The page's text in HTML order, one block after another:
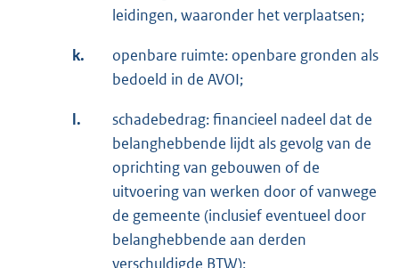
leidingen, waaronder het verplaatsen;
k.
openbare ruimte: openbare gronden als
bedoeld in de AVOI;
l.
schadebedrag: financieel nadeel dat de
belanghebbende lijdt als gevolg van de
oprichting van gebouwen of de
uitvoering van werken door of vanwege
de gemeente (inclusief eventueel door
belanghebbende aan derden
verschuldigde BTW);